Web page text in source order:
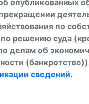
опубликованных
по
решению суда
делам об
сведений.